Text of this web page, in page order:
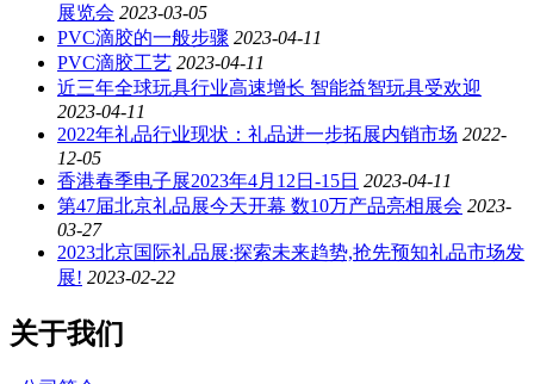
展览会 2023-03-05
PVC滴胶的一般步骤 2023-04-11
PVC滴胶工艺 2023-04-11
近三年全球玩具行业高速增长 智能益智玩具受欢迎
2023-04-11
2022年礼品行业现状：礼品进一步拓展内销市场 2022-
12-05
香港春季电子展2023年4月12日-15日 2023-04-11
第47届北京礼品展今天开幕 数10万产品亮相展会 2023-
03-27
2023北京国际礼品展:探索未来趋势,抢先预知礼品市场发
展! 2023-02-22
关于我们